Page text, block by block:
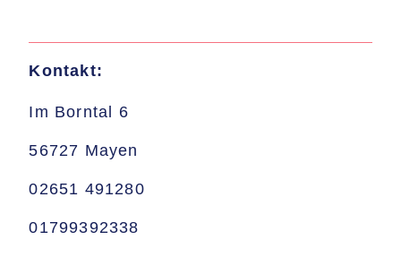
Kontakt:
Im Borntal 6
56727 Mayen
02651 491280
01799392338